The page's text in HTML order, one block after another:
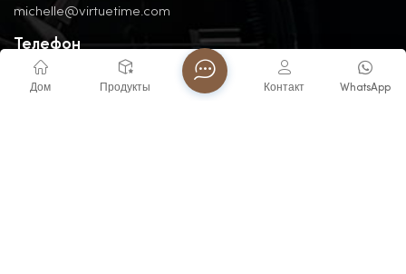
michelle@virtuetime.com
Телефон
+86 -1329087877
Дом Продукты WhatsApp
Контакт